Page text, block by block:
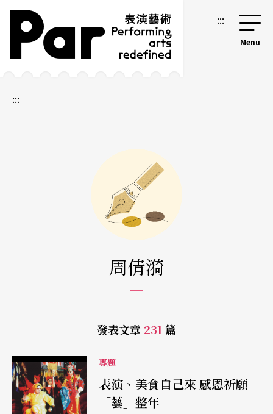
跳到主要內容區塊
網站導覽 :::
:::
周倩漪
發表文章 231 篇
專題
表演、美食自己來 感恩祈願
「藝」整年